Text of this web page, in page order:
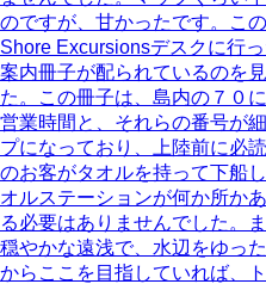
のですが、甘かったです。こ
Shore Excursionsデスクに行
案内冊子が配られているのを
た。この冊子は、島内の７０
営業時間と、それらの番号が
プになっており、上陸前に必
のお客がタオルを持って下船
オルステーションが何か所か
る必要はありませんでした。
穏やかな遠浅で、水辺をゆっ
からここを目指していれば、